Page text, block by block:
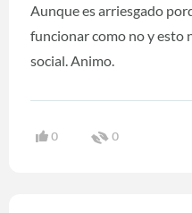
Aunque es arriesgado
funcionar como no y esto
social. Animo.
0 0